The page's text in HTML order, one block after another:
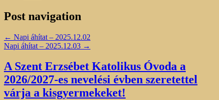
Post navigation
← Napi áhítat – 2025.12.02
Napi áhítat – 2025.12.03 →
A Szent Erzsébet Katolikus Óvoda a
2026/2027-es nevelési évben szeretettel
várja a kisgyermekeket!